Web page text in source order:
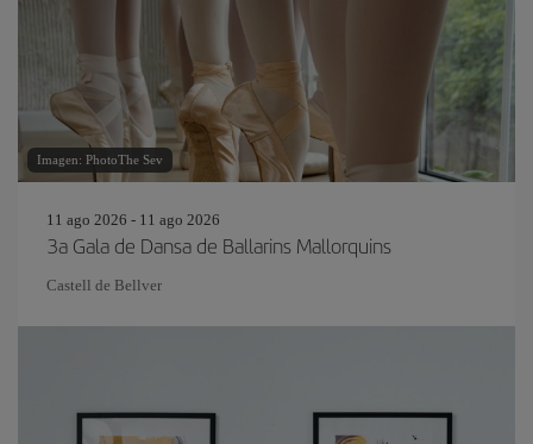
Imagen: PhotoThe Sev
11 ago 2026 - 11 ago 2026
3a Gala de Dansa de Ballarins Mallorquins
Castell de Bellver